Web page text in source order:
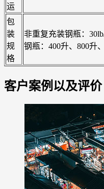
运
包
装
规
格
非重复充装钢瓶：
钢瓶：400升、800升
客户案例以及评价